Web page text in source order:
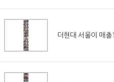
더현대 서울이 매출